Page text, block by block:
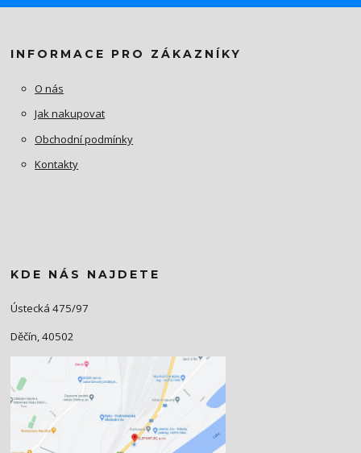
INFORMACE PRO ZÁKAZNÍKY
O nás
Jak nakupovat
Obchodní podmínky
Kontakty
KDE NÁS NAJDETE
Ústecká 475/97
Děčín, 40502